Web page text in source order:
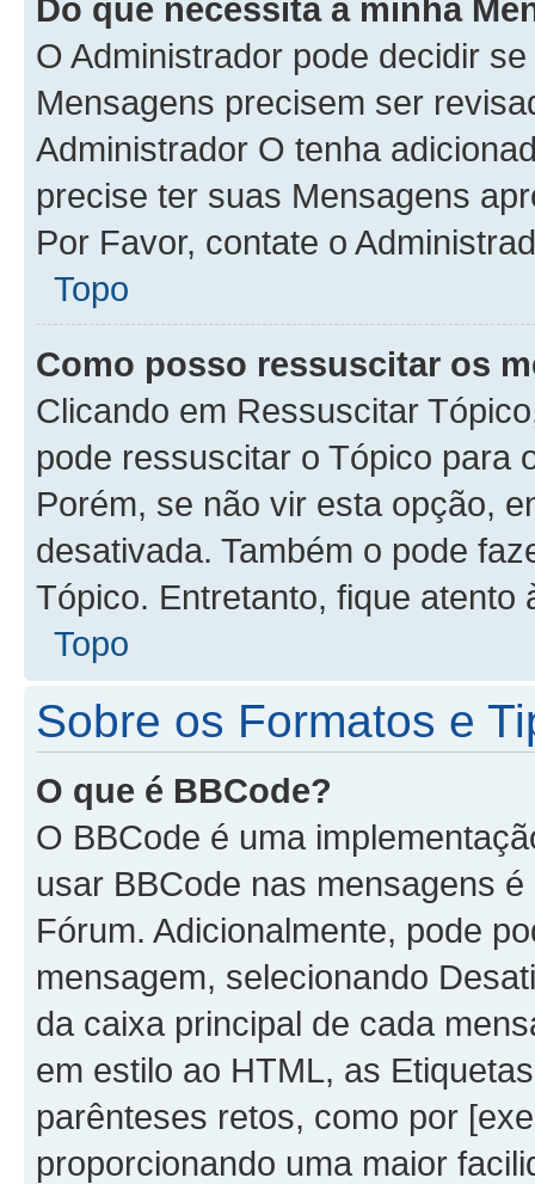
Do que necessita a minha
O Administrador pode decidir
Mensagens precisem ser
Administrador O tenha
precise ter suas Mensagens
Por Favor, contate o
Topo
Como posso ressuscitar os
Clicando em Ressuscitar
pode ressuscitar o Tópico para
Porém, se não vir esta opção,
desativada. Também o pode
Tópico. Entretanto, fique atento
Topo
Sobre os Formatos e
O que é BBCode?
O BBCode é uma
usar BBCode nas mensagens
Fórum. Adicionalmente, pode
mensagem, selecionando
da caixa principal de cada
em estilo ao HTML, as
parênteses retos, como por
proporcionando uma maior